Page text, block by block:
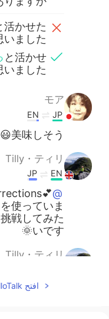
活かせた
ました🐟
と活かせ
ました🐟
モア
JP
EN
美味しそう😃
Tilly・ティリ
EN
JP
@Mei
使っていま
戦してみた
いです🌞
Tilly・ティリ
した！食
افتح HelloTalk للانضمام الى المحادثة